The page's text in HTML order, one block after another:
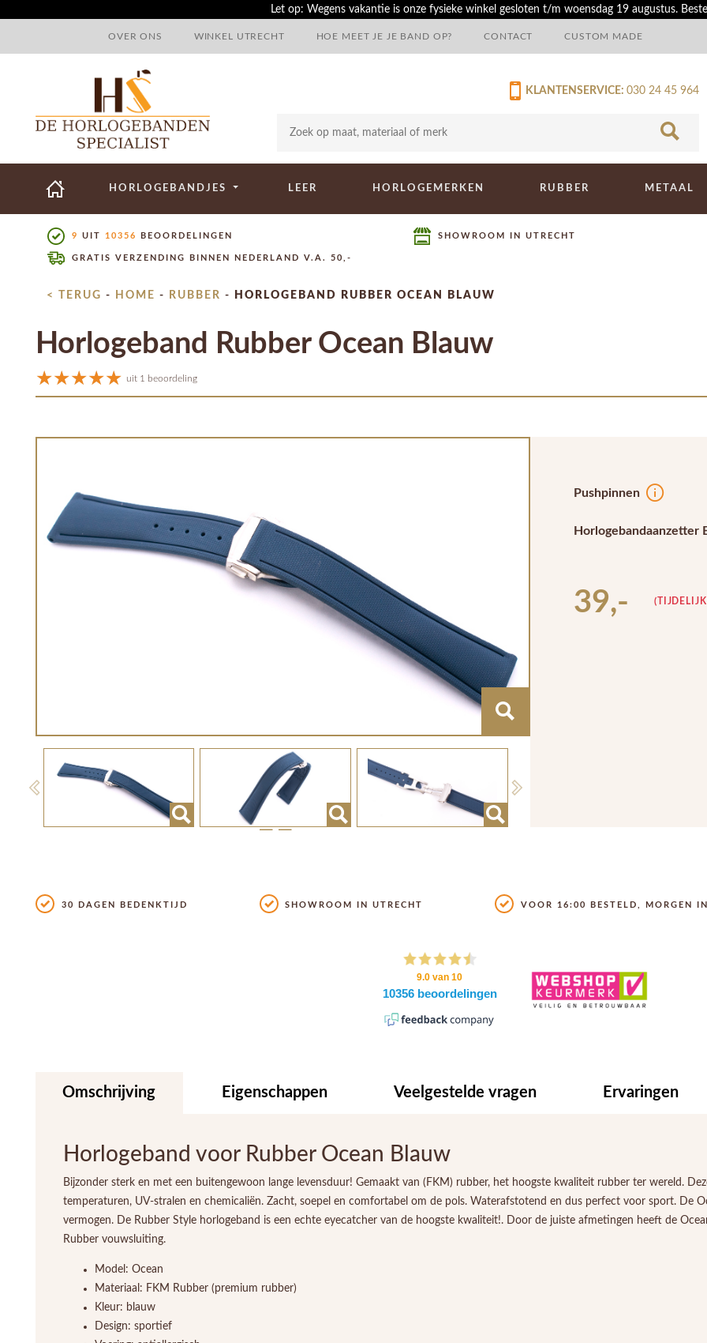
Let op: Wegens vakantie is onze fysieke winkel gesloten t/m woensdag 19 augustus.
OVER ONS WINKEL UTRECHT HOE MEET JE JE BAND OP? CONTACT CUSTOM MADE
030 24 45 964
KLANTENSERVICE:
HORLOGEBANDJES LEER HORLOGEMERKEN RUBBER METAAL
9 UIT 10356 BEOORDELINGEN SHOWROOM IN UTRECHT
GRATIS VERZENDING BINNEN NEDERLAND V.A. 50,-
< TERUG - HOME - RUBBER - HORLOGEBAND RUBBER OCEAN BLAUW
Horlogeband Rubber Ocean Blauw
uit 1 beoordeling
Previous Next
Pushpinnen
Horlogebandaanzetter
39,-
30 DAGEN BEDENKTIJD SHOWROOM IN UTRECHT VOOR 16:00 BESTELD, MORGEN
Omschrijving Eigenschappen Veelgestelde vragen Ervaringen
Horlogeband voor Rubber Ocean Blauw
Bijzonder sterk en met een buitengewoon lange levensduur! Gemaakt van (FKM) rubber, het hoogste kwaliteit rubber ter wereld.
temperaturen, UV-stralen en chemicaliën. Zacht, soepel en comfortabel om de pols. Waterafstotend en dus perfect voor sport. De
vermogen. De Rubber Style horlogeband is een echte eyecatcher van de hoogste kwaliteit!. Door de juiste afmetingen heeft de
Rubber vouwsluiting.
Model: Ocean
Materiaal: FKM Rubber (premium rubber)
Kleur: blauw
Design: sportief